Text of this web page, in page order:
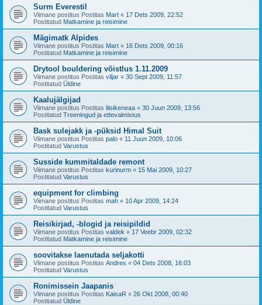
Surm Everestil
Viimane postitus Postitas Mart « 17 Dets 2009, 22:52
Postitatud Matkamine ja reisimine
Mägimatk Alpides
Viimane postitus Postitas Mart « 16 Dets 2009, 00:16
Postitatud Matkamine ja reisimine
Drytool bouldering võistlus 1.11.2009
Viimane postitus Postitas viljar « 30 Sept 2009, 11:57
Postitatud Üldine
Kaalujälgijad
Viimane postitus Postitas liisikeneaa « 30 Juun 2009, 13:56
Postitatud Treeningud ja ettevalmistus
Bask sulejakk ja -püksid Himal Suit
Viimane postitus Postitas palo « 11 Juun 2009, 10:06
Postitatud Varustus
Susside kummitaldade remont
Viimane postitus Postitas kurinurm « 15 Mai 2009, 10:27
Postitatud Varustus
equipment for climbing
Viimane postitus Postitas mah « 10 Apr 2009, 14:24
Postitatud Varustus
Reisikirjad, -blogid ja reisipildid
Viimane postitus Postitas valdek « 17 Veebr 2009, 02:32
Postitatud Matkamine ja reisimine
soovitakse laenutada seljakotti
Viimane postitus Postitas Andres « 04 Dets 2008, 16:03
Postitatud Varustus
Ronimissein Jaapanis
Viimane postitus Postitas KaisaR « 26 Okt 2008, 00:40
Postitatud Üldine